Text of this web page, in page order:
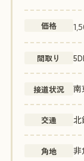
価格
間取り
接道状況 南
交通
角地 非